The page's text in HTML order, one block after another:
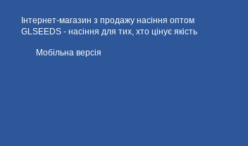
Інтернет-магазин з продажу насіння оптом
GLSEEDS - насіння для тих, хто цінує якість
Мобільна версія